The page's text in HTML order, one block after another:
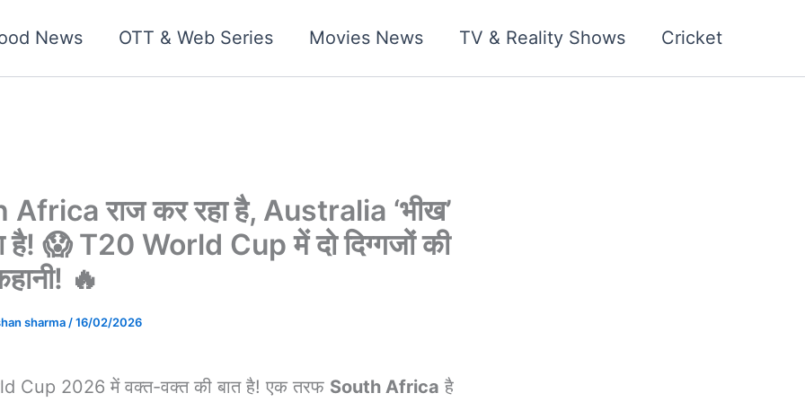
News OTT & Web Series Movies News TV & Reality Shows Cricket
राज कर रहा है, Australia ‘भीख’
है! 😱 T20 World Cup में दो दिग्गजों की
🔥
sharma /16/02/2026
Cup 2026 में वक्त-वक्त की बात है! एक तरफ South Africa है